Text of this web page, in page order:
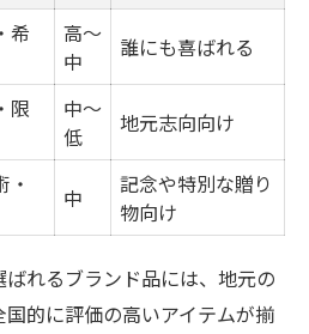
希
高～
中
誰にも喜ばれる
限
中～
低
地元志向向け
・
中
記念や特別な贈り
物向け
れるブランド品には、地元の
的に評価の高いアイテムが揃